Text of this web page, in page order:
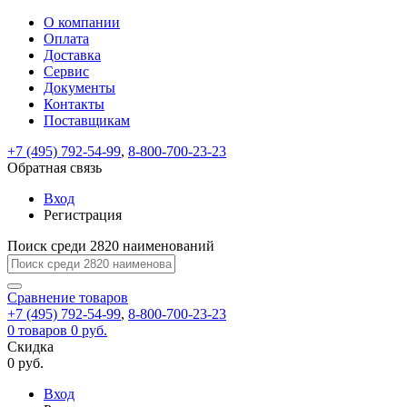
ВходРегистрация
Только
test@example.com
отправлена
по
ней
для
регистрации.
Ок
Только
Запомнить
меня
Забыли
Восстановление
пароля
Заполните
форму.
Мы
отправим
ссылку
на
указанный
электронный
адрес,
перейдя
по
которой
вы
новый
На
вашу
test@test.ru
отправлена
ссылка.
Перейдите
по
для
смены
пароля.
Введите
новый
пароль
Сменить
Пароль
успешно
Войти
Обратная
связь
Сообщение
пользовательского
соглашения
Ваше
сообщение
успешно
О компании
Оплата
Доставка
Сервис
Документы
Контакты
Поставщикам
+7 (495) 792-54-99, 8-800-700-23-23
Обратная связь
Вход
Регистрация
Поиск среди 2820 наименований
Сравнение товаров
+7 (495) 792-54-99, 8-800-700-23-23
0 товаров 0 руб.
Скидка
0 руб.
Вход